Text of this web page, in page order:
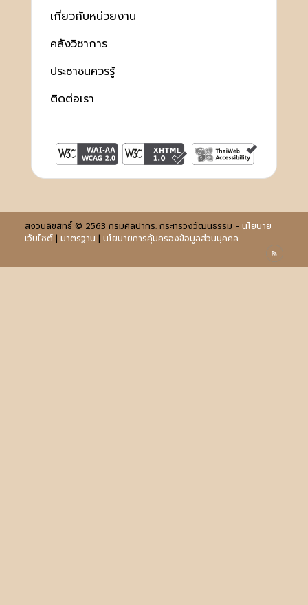
เกี่ยวกับหน่วยงาน
คลังวิชาการ
ประชาชนควรรู้
ติดต่อเรา
สงวนลิขสิทธิ์ © 2563 กรมศิลปากร. กระทรวงวัฒนธรรม - นโยบาย
เว็บไซต์| มาตรฐาน | นโยบายการคุ้มครองข้อมูลส่วนบุคคล